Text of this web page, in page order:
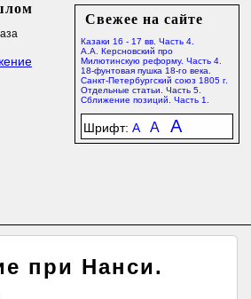
Свежее на сайте
Казаки 16 - 17 вв. Часть 4.
А.А. Керсновский про
Милютинскую реформу. Часть 4.
18-фунтовая пушка 18-го века.
Санкт-Петербургский союз 1805 г.
Отдельные статьи. Часть 5.
Сближение позиций. Часть 1.
Шрифт: A A A
при Нанси.